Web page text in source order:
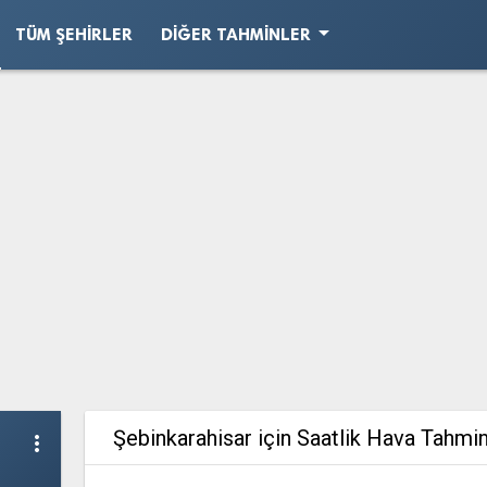
TÜM ŞEHIRLER DIĞER TAHMINLERarrow_drop_down
more_vert Şebinkarahisar için Saatlik Hava